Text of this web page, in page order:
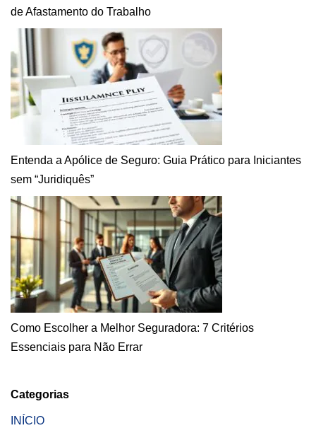
de Afastamento do Trabalho
Entenda a Apólice de Seguro: Guia Prático para Iniciantes
sem “Juridiquês”
Como Escolher a Melhor Seguradora: 7 Critérios
Essenciais para Não Errar
Categorias
INÍCIO